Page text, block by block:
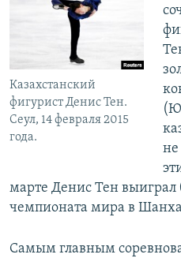
Казахстанский
фигурист Денис Тен.
Сеул, 14 февраля 2015
года.
марте Денис Тен выиграл
чемпионата мира в
Самым главным